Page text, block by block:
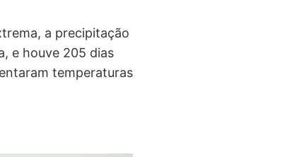
a precipitação
e houve 205 dias
temperaturas